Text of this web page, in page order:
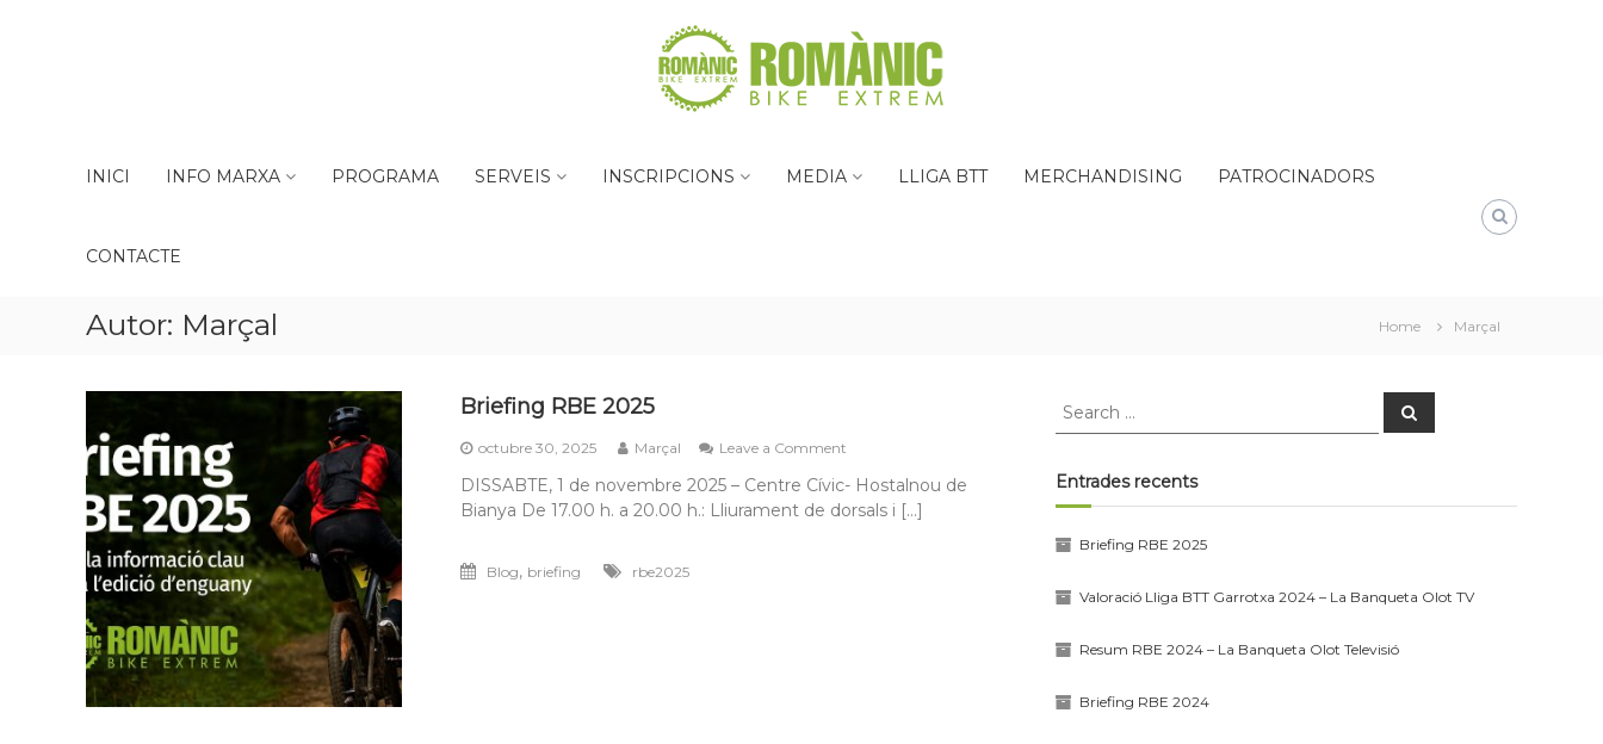
Romànic
Bike
La
de
INICI INFO MARXA PROGRAMA SERVEIS INSCRIPCIONS MEDIA LLIGA BTT MERCHANDISING PATROCINADORS
CONTACTE
Autor: Marçal Home Marçal
Briefing RBE 2025
octubre 30, 2025 Marçal Leave a Comment
RBE
2025
DISSABTE, 1 de novembre 2025 – Centre Cívic- Hostalnou de
Bianya De 17.00 h. a 20.00 h.: Lliurament de dorsals i […]
Blog, briefing rbe2025
Search
Search
Entrades recents
Briefing RBE 2025
Valoració Lliga BTT Garrotxa 2024 – La Banqueta Olot TV
Resum RBE 2024 – La Banqueta Olot Televisió
Briefing RBE 2024